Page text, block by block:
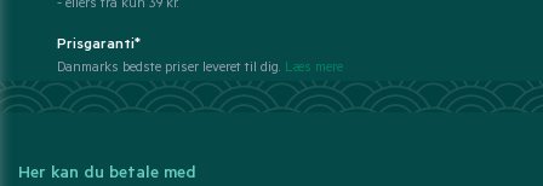
- ellers fra kun 39 kr.
Prisgaranti*
Danmarks bedste priser leveret til dig. Læs mere
Her kan du betale med